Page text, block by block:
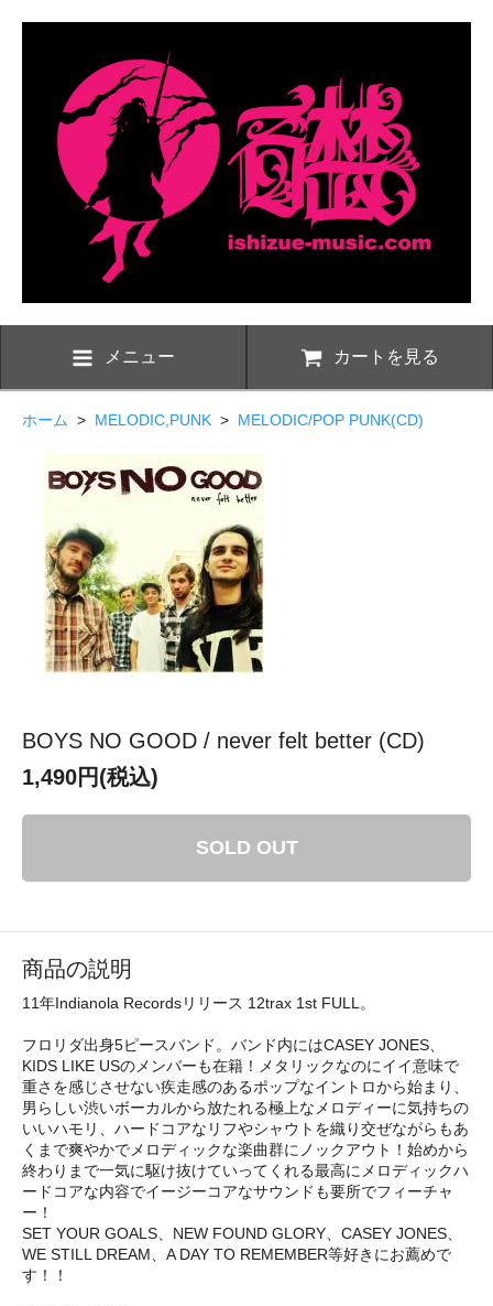
メニュー カートを見る
ホーム > MELODIC,PUNK > MELODIC/POP PUNK(CD)
BOYS NO GOOD / never felt better (CD)
1,490円(税込)
SOLD OUT
商品の説明
11年Indianola Recordsリリース 12trax 1st FULL。
フロリダ出身5ピースバンド。バンド内にはCASEY JONES、
KIDS LIKE USのメンバーも在籍！メタリックなのにイイ意味で
重さを感じさせない疾走感のあるポップなイントロから始まり、
男らしい渋いボーカルから放たれる極上なメロディーに気持ちの
いいハモリ、ハードコアなリフやシャウトを織り交ぜながらもあ
くまで爽やかでメロディックな楽曲群にノックアウト！始めから
終わりまで一気に駆け抜けていってくれる最高にメロディックハ
ードコアな内容でイージーコアなサウンドも要所でフィーチャ
ー！
SET YOUR GOALS、NEW FOUND GLORY、CASEY JONES、
WE STILL DREAM、A DAY TO REMEMBER等好きにお薦めで
す！！